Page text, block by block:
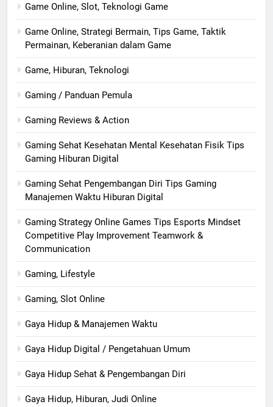
Game Online, Slot, Teknologi Game
Game Online, Strategi Bermain, Tips Game, Taktik
Permainan, Keberanian dalam Game
Game, Hiburan, Teknologi
Gaming / Panduan Pemula
Gaming Reviews & Action
Gaming Sehat Kesehatan Mental Kesehatan Fisik Tips
Gaming Hiburan Digital
Gaming Sehat Pengembangan Diri Tips Gaming
Manajemen Waktu Hiburan Digital
Gaming Strategy Online Games Tips Esports Mindset
Competitive Play Improvement Teamwork &
Communication
Gaming, Lifestyle
Gaming, Slot Online
Gaya Hidup & Manajemen Waktu
Gaya Hidup Digital / Pengetahuan Umum
Gaya Hidup Sehat & Pengembangan Diri
Gaya Hidup, Hiburan, Judi Online